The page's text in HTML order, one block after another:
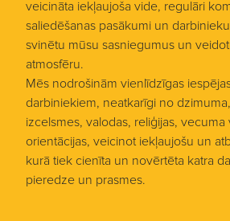
veicināta iekļaujoša vide, regulāri
saliedēšanas pasākumi un
svinētu mūsu sasniegumus un
atmosfēru.
Mēs nodrošinām vienlīdzīgas
darbiniekiem, neatkarīgi no
izcelsmes, valodas, reliģijas, vecuma
orientācijas, veicinot iekļaujošu un
kurā tiek cienīta un novērtēta katra
pieredze un prasmes.